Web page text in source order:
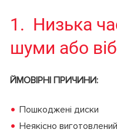
1. Низька
шуми або
ЙМОВІРНІ ПРИЧИНИ:
Пошкоджені диски
Неякісно виготовлений